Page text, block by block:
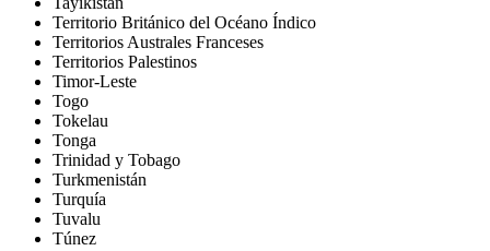
Territorio Británico del Océano Índico
Territorios Australes Franceses
Territorios Palestinos
Timor-Leste
Togo
Tokelau
Tonga
Trinidad y Tobago
Turkmenistán
Turquía
Tuvalu
Túnez